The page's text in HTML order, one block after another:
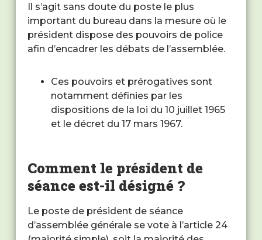
Il s’agit sans doute du poste le plus
important du bureau dans la mesure où le
président dispose des pouvoirs de police
afin d’encadrer les débats de l’assemblée.
Ces pouvoirs et prérogatives sont
notamment définies par les
dispositions de la loi du 10 juillet 1965
et le décret du 17 mars 1967.
Comment le président de
séance est-il désigné ?
Le poste de président de séance
d’assemblée générale se vote à l’article 24